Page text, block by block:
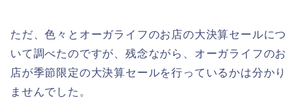
ただ、色々とオーガライフのお店の大決算セールにつ
いて調べたのですが、残念ながら、オーガライフのお
店が季節限定の大決算セールを行っているかは分かり
ませんでした。